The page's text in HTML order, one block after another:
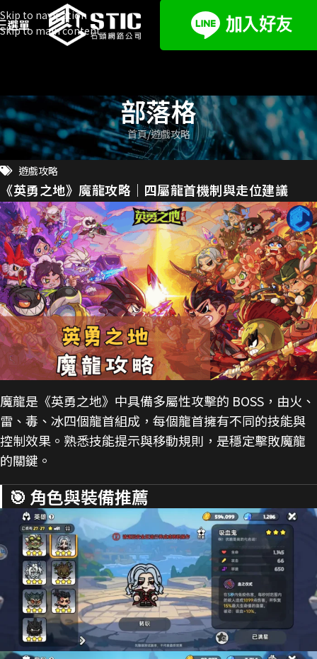
Skip to navigation
Skip to main content
選單
部落格
首頁 遊戲攻略
遊戲攻略
《英勇之地》魔龍攻略｜四屬龍首機制與走位建議
魔龍是《英勇之地》中具備多屬性攻擊的 BOSS，由火、
雷、毒、冰四個龍首組成，每個龍首擁有不同的技能與
控制效果。熟悉技能提示與移動規則，是穩定擊敗魔龍
的關鍵。
🎯 角色與裝備推薦